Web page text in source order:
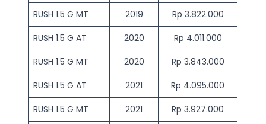
RUSH 1.5 G MT
2019
Rp 3.822.000
RUSH 1.5 G AT
2020
Rp 4.011.000
RUSH 1.5 G MT
2020
Rp 3.843.000
RUSH 1.5 G AT
2021
Rp 4.095.000
RUSH 1.5 G MT
2021
Rp 3.927.000